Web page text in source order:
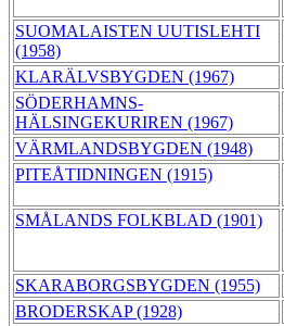
SUOMALAISTEN UUTISLEHTI
(1958)
KLARÄLVSBYGDEN (1967)
SÖDERHAMNS-
HÄLSINGEKURIREN (1967)
VÄRMLANDSBYGDEN (1948)
PITEÅTIDNINGEN (1915)
SMÅLANDS FOLKBLAD (1901)
SKARABORGSBYGDEN (1955)
BRODERSKAP (1928)